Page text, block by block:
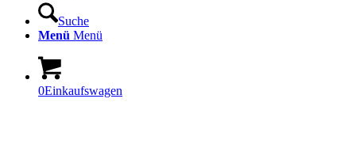
Suche
Menü Menü
0Einkaufswagen